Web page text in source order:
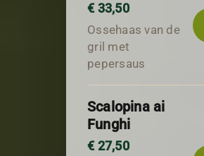
€ 33,50
Ossehaas van de
gril met
pepersaus
Scalopina ai
Funghi
€ 27,50